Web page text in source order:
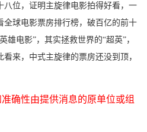
八位，证明主旋律电影拍得好看，一
全球电影票房排行榜，破百亿的前十
雄电影”，其实拯救世界的“超英”，
来，中式主旋律的票房还没到顶，
确性由提供消息的原单位或组